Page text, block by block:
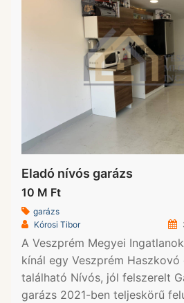
Eladó nívós garázs
10 M Ft
garázs
Kórosi Tibor
A Veszprém Megyei
kínál egy Veszprém Haszkovó
található Nívós, jól felszerelt
garázs 2021-ben teljeskörű